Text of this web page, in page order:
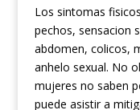
Los sintomas
pechos, sensacion
abdomen, colicos,
anhelo sexual. No
mujeres no saben
puede asistir a